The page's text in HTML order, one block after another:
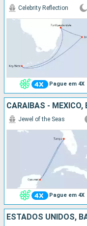
Pague em 4X
Celebrity Reflection
CARAIBAS - MEXICO,
Pague em 4X
Jewel of the Seas